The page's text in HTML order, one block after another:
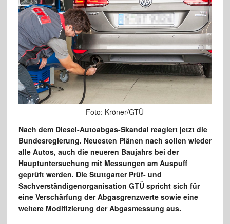
Foto: Kröner/GTÜ
Nach dem Diesel-Autoabgas-Skandal reagiert jetzt die
Bundesregierung. Neuesten Plänen nach sollen wieder
alle Autos, auch die neueren Baujahrs bei der
Hauptuntersuchung mit Messungen am Auspuff
geprüft werden. Die Stuttgarter Prüf- und
Sachverständigenorganisation GTÜ spricht sich für
eine Verschärfung der Abgasgrenzwerte sowie eine
weitere Modifizierung der Abgasmessung aus.